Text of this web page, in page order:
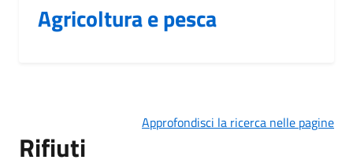
Agricoltura e pesca
Approfondisci la ricerca nelle pagine
Rifiuti